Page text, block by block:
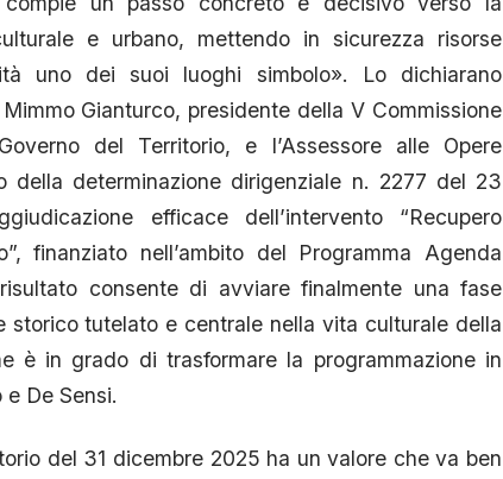
e urbano, mettendo in sicurezza risorse
uno dei suoi luoghi simbolo». Lo dichiarano
Gianturco, presidente della V Commissione
del Territorio, e l’Assessore alle Opere
della determinazione dirigenziale n. 2277 del 23
efficace dell’intervento “Recupero
finanziato nell’ambito del Programma Agenda
consente di avviare finalmente una fase
storico tutelato e centrale nella vita culturale della
è in grado di trasformare la programmazione in
De Sensi.
del 31 dicembre 2025 ha un valore che va ben